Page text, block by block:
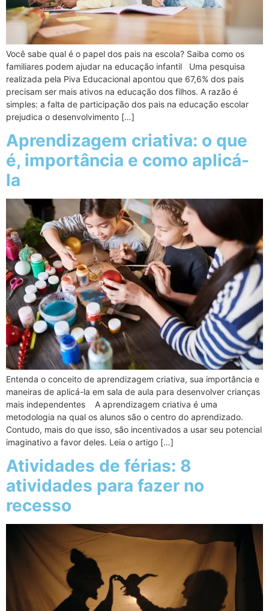
Você sabe qual é o papel dos pais na escola? Saiba como os
familiares podem ajudar na educação infantil Uma pesquisa
realizada pela Piva Educacional apontou que 67,6% dos pais
precisam ser mais ativos na educação dos filhos. A razão é
simples: a falta de participação dos pais na educação escolar
prejudica o desenvolvimento […]
Aprendizagem criativa: o que
é, importância e como aplicá-
la
Entenda o conceito de aprendizagem criativa, sua importância e
maneiras de aplicá-la em sala de aula para desenvolver crianças
mais independentes A aprendizagem criativa é uma
metodologia na qual os alunos são o centro do aprendizado.
Contudo, mais do que isso, são incentivados a usar seu potencial
imaginativo a favor deles. Leia o artigo […]
Atividades de férias: 8
atividades para fazer no
recesso